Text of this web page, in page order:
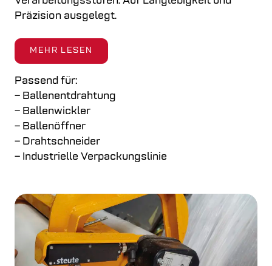
Präzision ausgelegt.
MEHR LESEN
Passend für:
– Ballenentdrahtung
– Ballenwickler
– Ballenöffner
– Drahtschneider
– Industrielle Verpackungslinie